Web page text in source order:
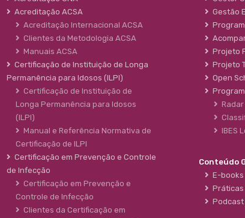
Acreditação ACSA
Acreditação Internacional ACSA
Clientes da Metodologia ACSA
Manuais ACSA
Certificação de Instituição de Longa
Permanência para Idosos (ILPI)
Certificação de Instituição de
Longa Permanência para Idosos
(ILPI)
Manual e Referência Normativa de
Certificação de ILPI
Certificação em Prevenção e Controle
de Infecção
Certificação em Prevenção e
Controle de Infecção
Clientes da Certificação em
Gestão
Projeto
Projeto
Open
IBES
Conteúdo
E-books
Práticas
Podcast